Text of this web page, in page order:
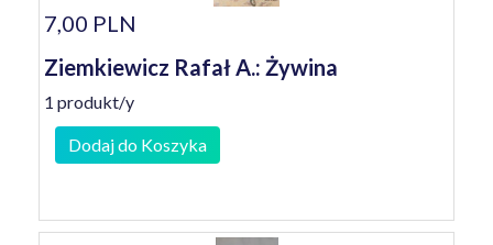
7,00 PLN
Ziemkiewicz Rafał A.: Żywina
1 produkt/y
Dodaj do Koszyka